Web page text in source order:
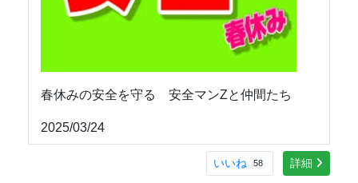
春休みの安全を守る 安全マンZと仲間たち
2025/03/24
いいね 58 詳細